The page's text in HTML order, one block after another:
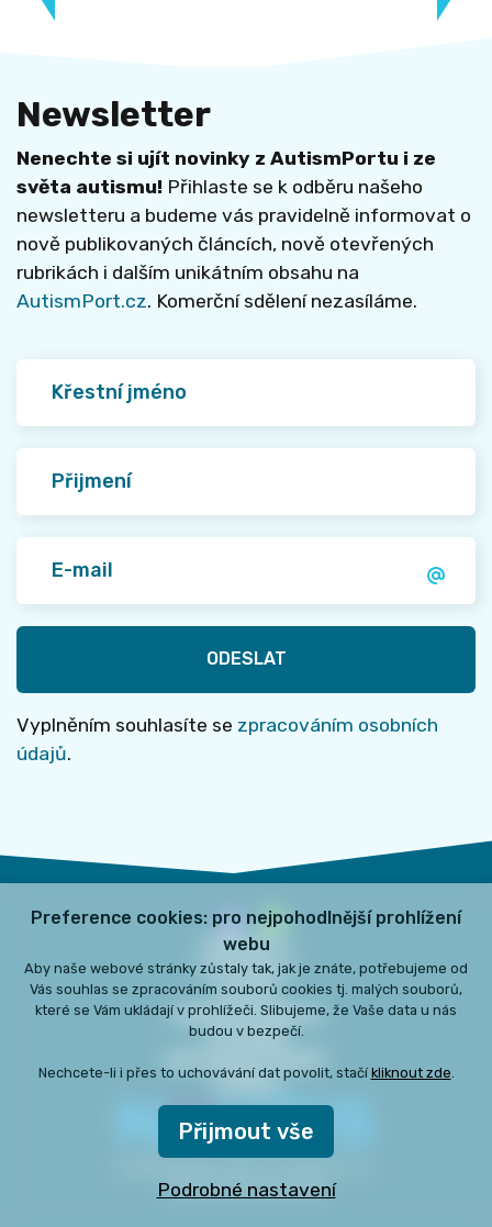
Newsletter
Nenechte si ujít novinky z AutismPortu i ze
světa autismu! Přihlaste se k odběru našeho
newsletteru a budeme vás pravidelně informovat o
nově publikovaných článcích, nově otevřených
rubrikách i dalším unikátním obsahu na
AutismPort.cz. Komerční sdělení nezasíláme.
ODESLAT
Vyplněním souhlasíte se zpracováním osobních
údajů.
KONTAKTY
O PROJEKTU
AUTOŘI
PRÁVNÍ INFORMACE
DOTAZNÍK
všechna práva vyhrazena
Preference cookies: pro nejpohodlnější prohlížení
webu
Aby naše webové stránky zůstaly tak, jak je znáte, potřebujeme od
Vás souhlas se zpracováním souborů cookies tj. malých souborů,
které se Vám ukládají v prohlížeči. Slibujeme, že Vaše data u nás
budou v bezpečí.
Nechcete-li i přes to uchovávání dat povolit, stačí kliknout zde.
Přijmout vše
Podrobné nastavení